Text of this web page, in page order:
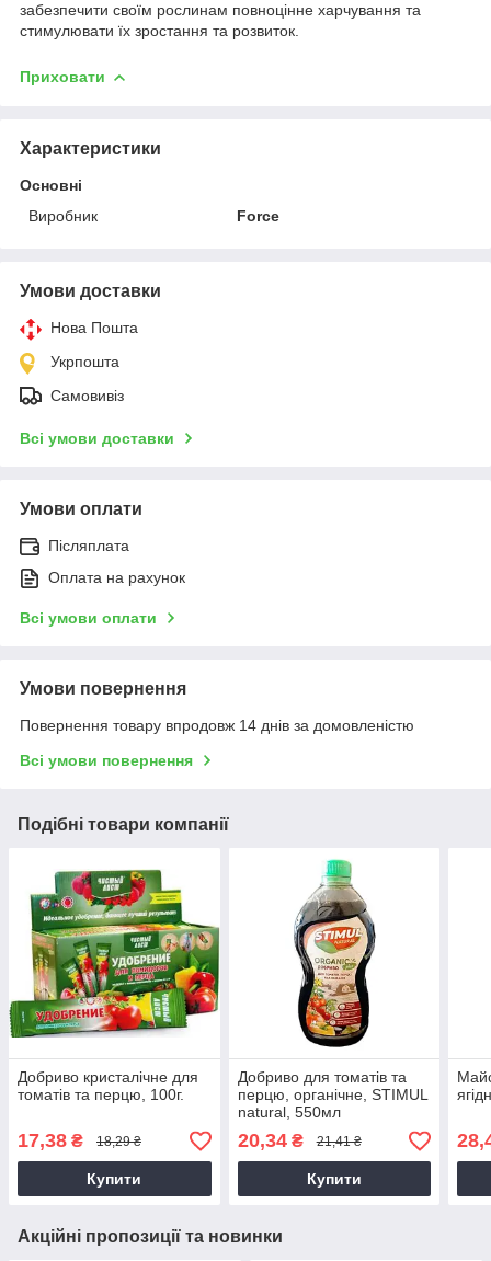
забезпечити своїм рослинам повноцінне харчування та
стимулювати їх зростання та розвиток.
Приховати
Характеристики
Основні
Виробник
Force
Умови доставки
Нова Пошта
Укрпошта
Самовивіз
Всі умови доставки
Умови оплати
Післяплата
Оплата на рахунок
Всі умови оплати
Умови повернення
Повернення товару впродовж 14 днів за домовленістю
Всі умови повернення
Подібні товари компанії
Добриво кристалічне для
томатів та перцю, 100г.
17,38 ₴ 18,29 ₴
Купити
Добриво для томатів та
перцю, органічне, STIMUL
natural, 550мл
20,34₴ 21,41 ₴
Купити
Акційні пропозиції та новинки